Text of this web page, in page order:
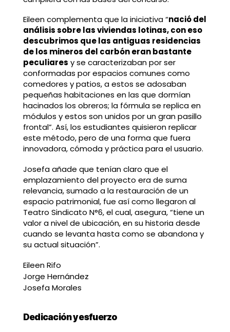
Eileen complementa que la iniciativa “nació del
análisis sobre las viviendas lotinas, con eso
descubrimos que las antiguas residencias
de los mineros del carbón eran bastante
peculiares y se caracterizaban por ser
conformadas por espacios comunes como
comedores y patios, a estos se adosaban
pequeñas habitaciones en las que dormían
hacinados los obreros; la fórmula se replica en
módulos y estos son unidos por un gran pasillo
frontal”. Así, los estudiantes quisieron replicar
este método, pero de una forma que fuera
innovadora, cómoda y práctica para el usuario.
Josefa añade que tenían claro que el
emplazamiento del proyecto era de suma
relevancia, sumado a la restauración de un
espacio patrimonial, fue así como llegaron al
Teatro Sindicato N°6, el cual, asegura, “tiene un
valor a nivel de ubicación, en su historia desde
cuando se levanta hasta como se abandona y
su actual situación”.
Eileen Rifo
Jorge Hernández
Josefa Morales
Dedicación y esfuerzo